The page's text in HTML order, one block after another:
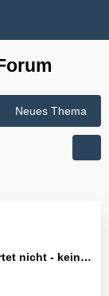
Neues Thema
wie man ihn zum Leben erwecken könnte?